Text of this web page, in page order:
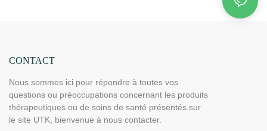
CONTACT
Nous sommes ici pour répondre à toutes vos
questions ou préoccupations concernant les produits
thérapeutiques ou de soins de santé présentés sur
le site UTK, bienvenue à nous contacter.